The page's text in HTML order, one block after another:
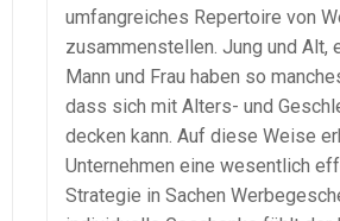
umfangreiches Repertoire von
zusammenstellen. Jung und Alt,
Mann und Frau haben so
dass sich mit Alters- und
decken kann. Auf diese Weise
Unternehmen eine wesentlich
Strategie in Sachen